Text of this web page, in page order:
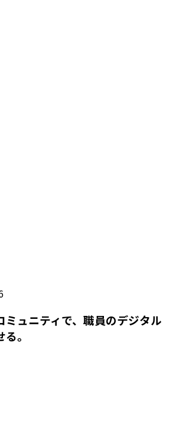
ミュニティで、職員のデジタル
。